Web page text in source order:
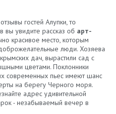
гостей Алупки, то
вы увидите рассказ об арт-
красивое место, которым
люди. Хозяева
дач, вырастили сад с
цветами. Поклонники
современных пьес имеют шанс
на берегу Черного моря.
адрес удивительной
- незабываемый вечер в